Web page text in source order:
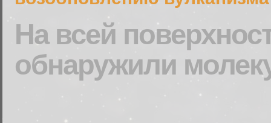
На всей
обнаружили